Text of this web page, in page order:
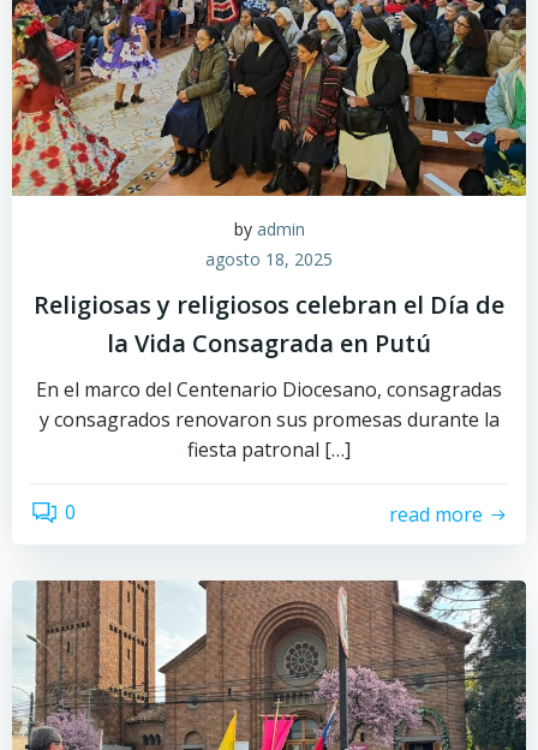
by admin
agosto 18, 2025
Religiosas y religiosos celebran el Día de
la Vida Consagrada en Putú
En el marco del Centenario Diocesano, consagradas
y consagrados renovaron sus promesas durante la
fiesta patronal […]
0 read more